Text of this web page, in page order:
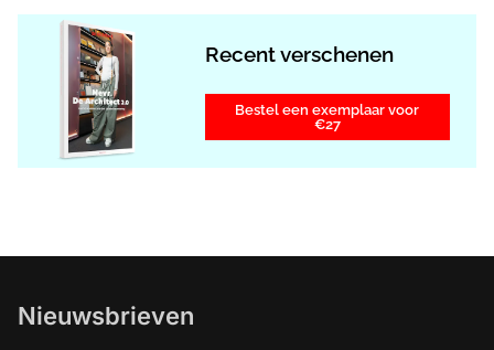
Recent verschenen
Bestel een exemplaar voor
€27
Nieuwsbrieven